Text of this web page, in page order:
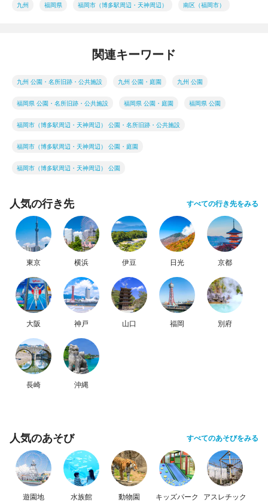
九州 福岡県 福岡市（博多駅周辺・天神周辺） 南区（福岡市）
関連キーワード
九州 公園・名所旧跡・公共施設 九州 公園・庭園 九州 公園
福岡県 公園・名所旧跡・公共施設 福岡県 公園・庭園 福岡県 公園
福岡市（博多駅周辺・天神周辺） 公園・名所旧跡・公共施設
福岡市（博多駅周辺・天神周辺） 公園・庭園
福岡市（博多駅周辺・天神周辺） 公園
人気の行き先 すべての行き先をみる
東京 横浜 伊豆 日光 京都
大阪 神戸 山口 福岡 別府
長崎 沖縄
人気のあそび すべてのあそびをみる
遊園地 水族館 動物園 キッズパーク アスレチック